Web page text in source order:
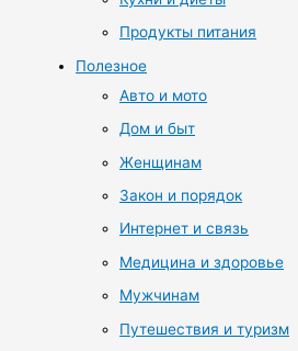
Продукты питания
Полезное
Авто и мото
Дом и быт
Женщинам
Закон и порядок
Интернет и связь
Медицина и здоровье
Мужчинам
Путешествия и туризм